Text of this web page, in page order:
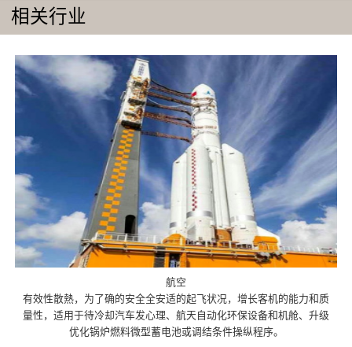
相关行业
航空
有效性散熱，为了确的安全全安适的起飞状况，增长客机的能力和质
量性，适用于待冷却汽车发心理、航天自动化环保设备和机舱、升级
优化锅炉燃料微型蓄电池或调结条件操纵程序。